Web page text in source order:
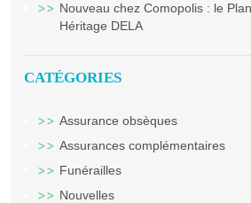
Nouveau chez Comopolis : le
Héritage DELA
CATÉGORIES
Assurance obsèques
Assurances complémentaires
Funérailles
Nouvelles